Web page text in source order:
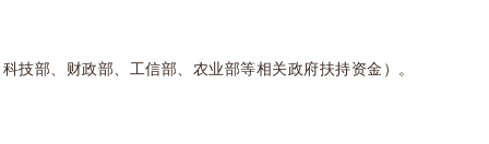
部、财政部、工信部、农业部等相关政府扶持资金）。